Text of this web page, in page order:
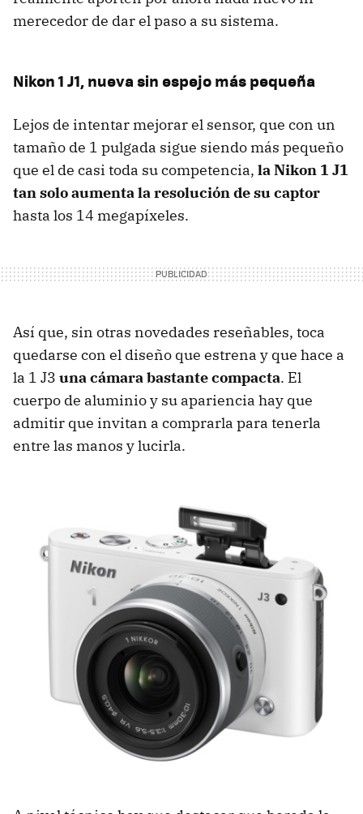
merecedor de dar el paso a su sistema.
Nikon 1 J1, nueva sin espejo más pequeña
Lejos de intentar mejorar el sensor, que con un
tamaño de 1 pulgada sigue siendo más pequeño
que el de casi toda su competencia, la Nikon 1 J1
tan solo aumenta la resolución de su captor
hasta los 14 megapíxeles.
Así que, sin otras novedades reseñables, toca
quedarse con el diseño que estrena y que hace a
la 1 J3 una cámara bastante compacta. El
cuerpo de aluminio y su apariencia hay que
admitir que invitan a comprarla para tenerla
entre las manos y lucirla.